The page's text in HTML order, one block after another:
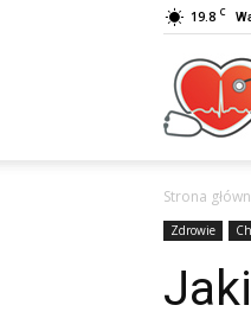
19.8 C
Strona
Zdrowie